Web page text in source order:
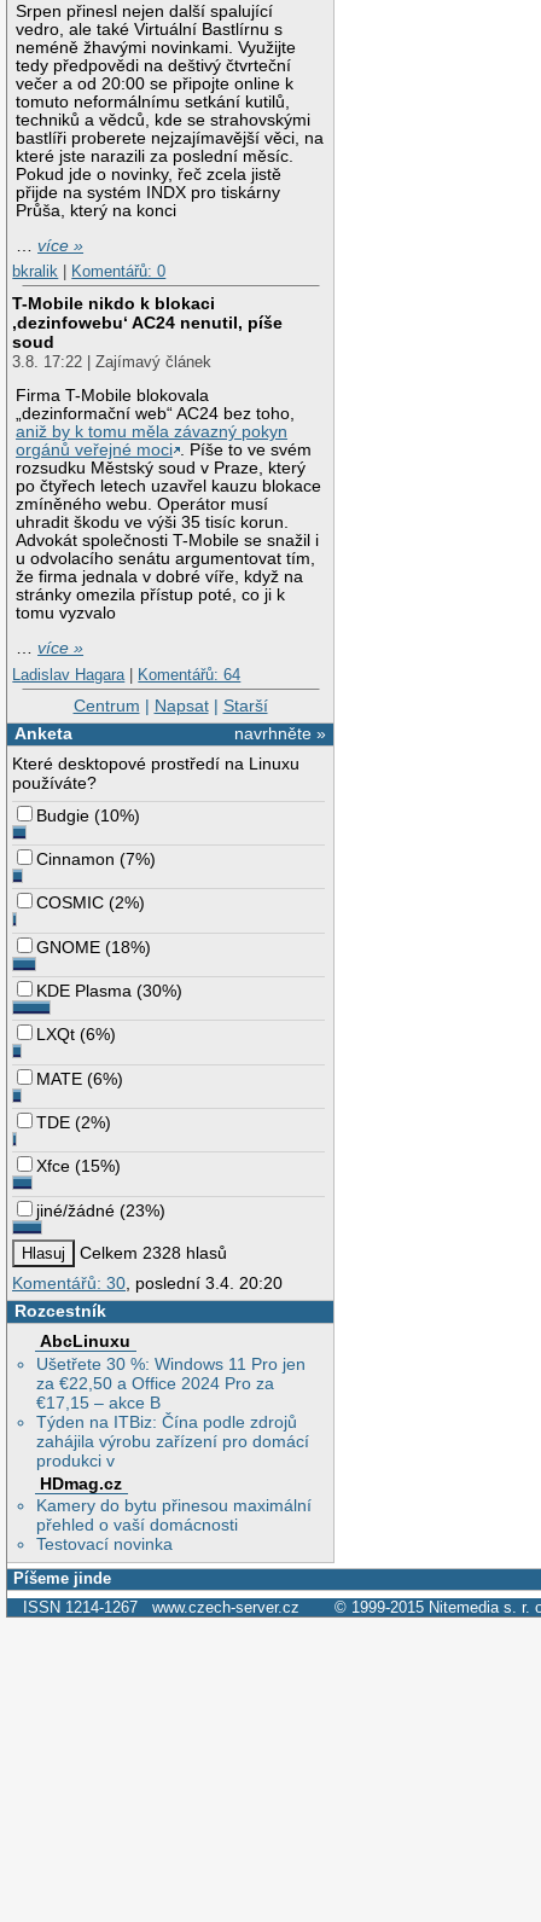
Srpen přinesl nejen další spalující
vedro, ale také Virtuální Bastlírnu s
neméně žhavými novinkami. Využijte
tedy předpovědi na deštivý čtvrteční
večer a od 20:00 se připojte online k
tomuto neformálnímu setkání kutilů,
techniků a vědců, kde se strahovskými
bastlíři proberete nejzajímavější věci, na
které jste narazili za poslední měsíc.
Pokud jde o novinky, řeč zcela jistě
přijde na systém INDX pro tiskárny
Průša, který na konci
…více »
bkralik
Komentářů: 0
T-Mobile nikdo k blokaci
‚dezinfowebu‘ AC24 nenutil, píše
soud
3.8. 17:22 | Zajímavý článek
Firma T-Mobile blokovala
„dezinformační web“ AC24 bez toho,
aniž by k tomu měla závazný pokyn
orgánů veřejné moci . Píše to ve svém
rozsudku Městský soud v Praze, který
po čtyřech letech uzavřel kauzu blokace
zmíněného webu. Operátor musí
uhradit škodu ve výši 35 tisíc korun.
Advokát společnosti T-Mobile se snažil i
u odvolacího senátu argumentovat tím,
že firma jednala v dobré víře, když na
stránky omezila přístup poté, co ji k
tomu vyzvalo
…více »
Ladislav Hagara | Komentářů: 64
Centrum | Napsat| Starší
navrhněte »
Anketa
Které desktopové prostředí na Linuxu
používáte?
Budgie (10%)
Cinnamon (7%)
COSMIC (2%)
GNOME (18%)
KDE Plasma (30%)
LXQt (6%)
MATE (6%)
TDE (2%)
Xfce (15%)
jiné/žádné (23%)
Celkem 2328 hlasů
Komentářů: 30, poslední 3.4. 20:20
Rozcestník
AbcLinuxu
Ušetřete 30 %: Windows 11 Pro jen
za €22,50 a Office 2024 Pro za
€17,15 – akce B
Týden na ITBiz: Čína podle zdrojů
zahájila výrobu zařízení pro domácí
produkci v
HDmag.cz
Kamery do bytu přinesou maximální
přehled o vaší domácnosti
Testovací novinka
Píšeme jinde
ISSN 1214-1267 www.czech-server.cz © 1999-2015 Nitemedia s. r.